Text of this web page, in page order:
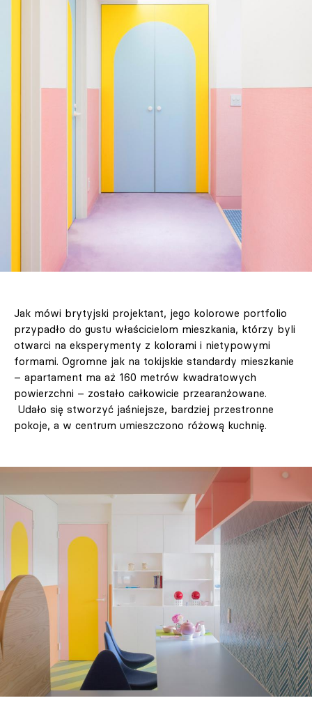
Jak mówi brytyjski projektant, jego kolorowe portfolio
przypadło do gustu właścicielom mieszkania, którzy byli
otwarci na eksperymenty z kolorami i nietypowymi
formami. Ogromne jak na tokijskie standardy mieszkanie
– apartament ma aż 160 metrów kwadratowych
powierzchni – zostało całkowicie przearanżowane.
Udało się stworzyć jaśniejsze, bardziej przestronne
pokoje, a w centrum umieszczono różową kuchnię.